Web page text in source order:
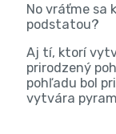
No vráťme sa
podstatou?
Aj tí, ktorí
prirodzený
pohľadu bol
vytvára